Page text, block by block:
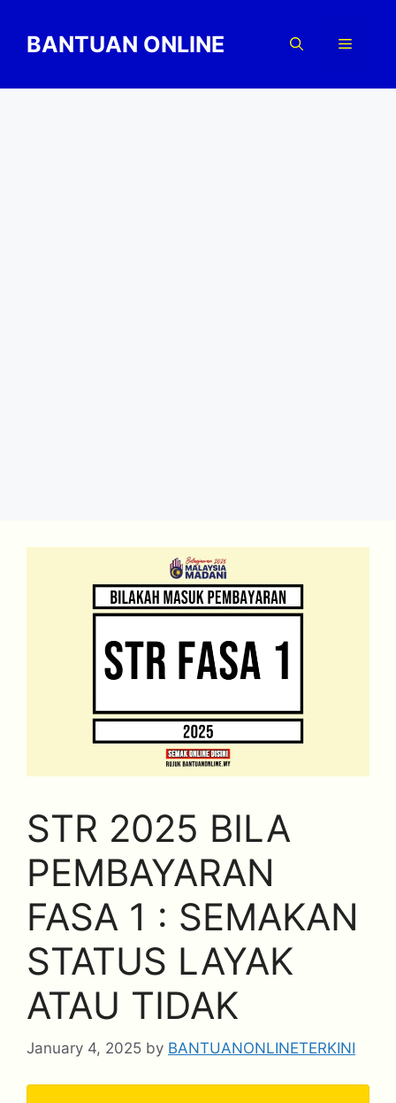
contentBANTUAN ONLINE Menu
STR 2025 BILA
PEMBAYARAN
FASA 1 : SEMAKAN
STATUS LAYAK
ATAU TIDAK
January 4, 2025 by BANTUANONLINETERKINI